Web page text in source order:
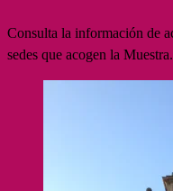
Consulta la información de
sedes que acogen la Muestra.